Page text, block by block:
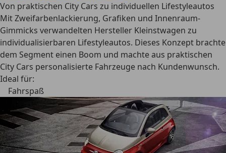
Von praktischen City Cars zu individuellen Lifestyleautos
Mit Zweifarbenlackierung, Grafiken und Innenraum-
Gimmicks verwandelten Hersteller Kleinstwagen zu
individualisierbaren Lifestyleautos. Dieses Konzept brachte
dem Segment einen Boom und machte aus praktischen
City Cars personalisierte Fahrzeuge nach Kundenwunsch.
Ideal für:
Fahrspaß